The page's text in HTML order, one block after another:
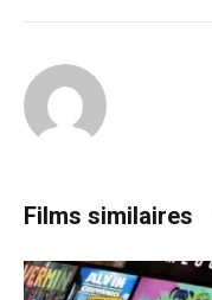
Films similaires